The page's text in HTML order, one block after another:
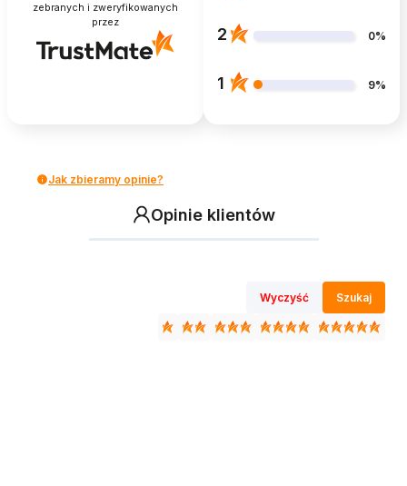
zebranych i zweryfikowanych
przez
2 0%
1 9%
Jak zbieramy opinie?
Opinie klientów
Wyczyść Szukaj